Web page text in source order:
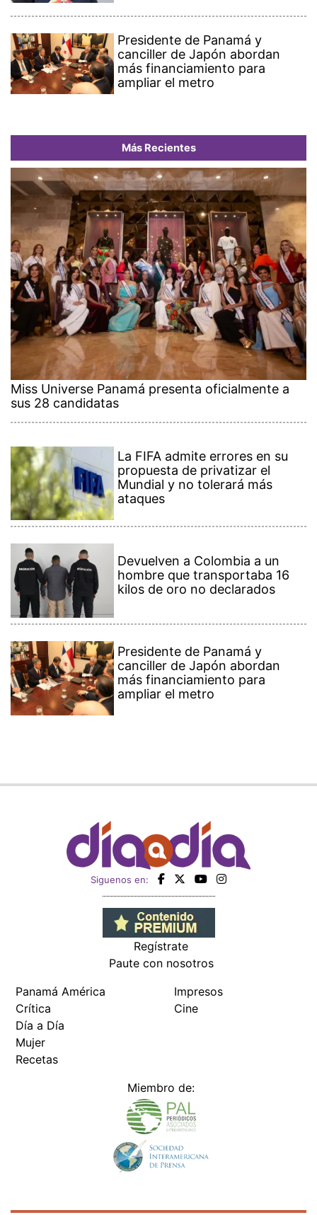
Presidente de Panamá y
canciller de Japón abordan
más financiamiento para
ampliar el metro
Más Recientes
Miss Universe Panamá presenta oficialmente a
sus 28 candidatas
La FIFA admite errores en su
propuesta de privatizar el
Mundial y no tolerará más
ataques
Devuelven a Colombia a un
hombre que transportaba 16
kilos de oro no declarados
Presidente de Panamá y
canciller de Japón abordan
más financiamiento para
ampliar el metro
Siguenos en:
Regístrate
Paute con nosotros
Panamá América
Crítica
Día a Día
Mujer
Recetas
Impresos
Cine
Miembro de: